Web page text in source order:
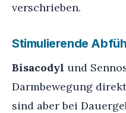
verschrieben.
Stimulierende
Bisacodyl und
Darmbewegung
sind aber bei